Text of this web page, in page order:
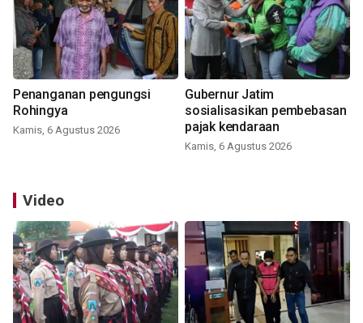
Penanganan pengungsi
Rohingya
Kamis, 6 Agustus 2026
Gubernur Jatim
sosialisasikan pembebasan
pajak kendaraan
Kamis, 6 Agustus 2026
Video